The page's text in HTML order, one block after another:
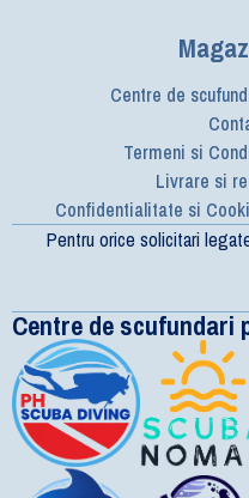
Centre de
Termeni si
Livrare si
Confidentialitate si
Pentru orice solicitari
Centre de scufundari